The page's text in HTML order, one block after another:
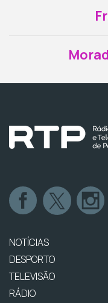
NOTÍCIAS
DESPORTO
TELEVISÃO
RÁDIO